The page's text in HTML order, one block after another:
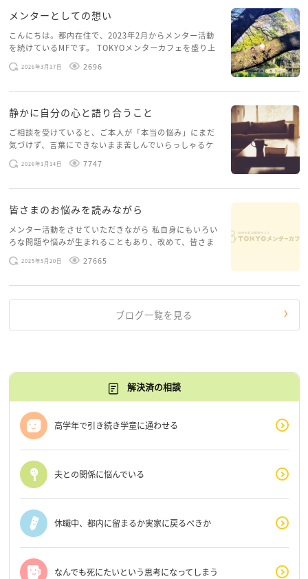
メンターとしての想い
こんにちは。都内在住で、2023年2月からメンター活動
を続けているMFです。 TOKYOメンターカフェを盛り上
げたいという想いから、勇気を出して初めてブログを投
稿してみようと思います。少し自分のことを書いてみま
2026年3月17日 2696
静かに自分の心と語り合うこと
ご相談を受けていると、ご本人が「本当の悩み」にまだ
気づけず、言葉にできないまま苦しんでいらっしゃるケ
ースがありますお悩みというのは、心の深いところ（深
層心理）に触れることで、まったく違う角度から解決の
2026年1月14日 7747
皆さまのお悩みを読みながら
メンター活動をさせていただきながら 私自身にもいろい
ろな問題や悩みが生まれることもあり、改めて、皆さま
のお悩みを読みながら 「みんな、もがいてる。わたし
だけじゃないんだな」と、逆に励まされるような日々で
2025年5月20日 27665
ブログ一覧を見る
解決済の相談
高学年で引き続き学童に通わせる
夫との関係に悩んでいる
休職中、都内に留まるか実家に戻るべきか
なんでも死にたいという思考になってしまう